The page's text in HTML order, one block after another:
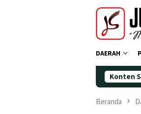
DAERAH
Konten
Demokrat Polman
Beranda